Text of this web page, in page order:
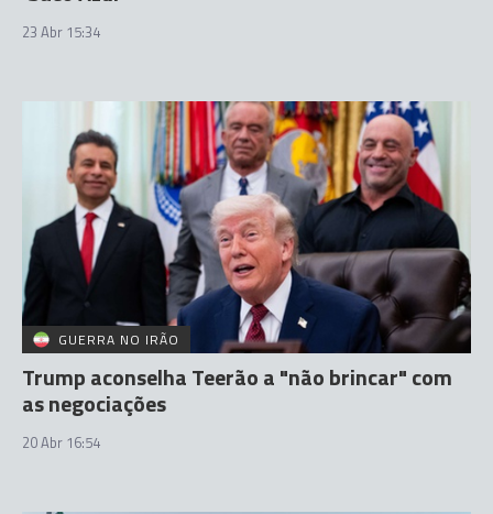
23 Abr 15:34
GUERRA NO IRÃO
Trump aconselha Teerão a "não brincar" com
as negociações
20 Abr 16:54